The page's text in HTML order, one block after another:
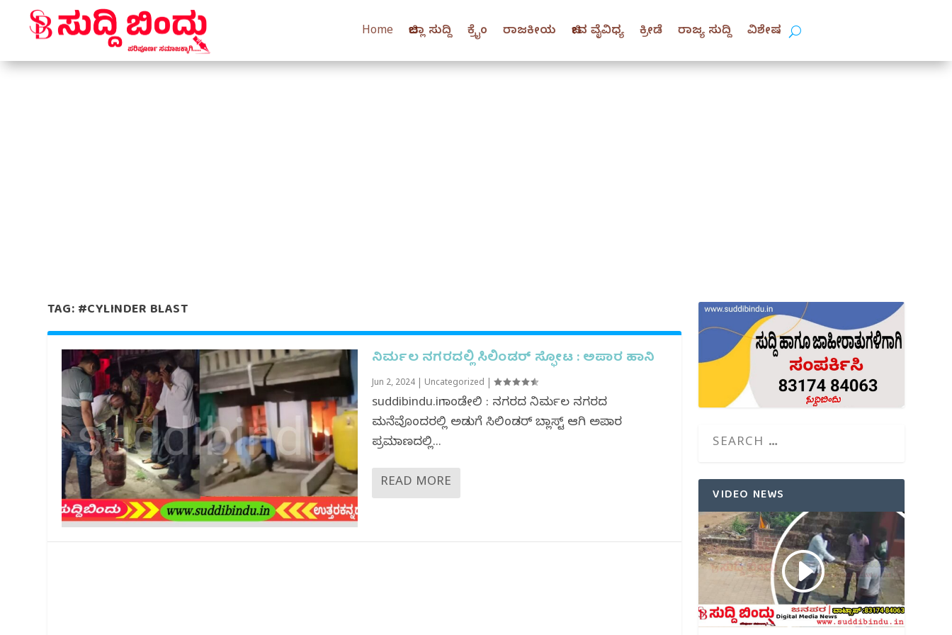
Home ಜಿಲ್ಲಾ ಸುದ್ದಿ ಕ್ರೈಂ ರಾಜಕೀಯ ಜೀವ ವೈವಿಧ್ಯ ಕ್ರೀಡೆ ರಾಜ್ಯ ಸುದ್ದಿ ವಿಶೇಷ
TAG:#CYLINDER BLAST
ನಿರ್ಮಲ ನಗರದಲ್ಲಿ ಸಿಲಿಂಡರ್ ಸ್ಫೋಟ : ಅಪಾರ ಹಾನಿ
Jun 2, 2024| Uncategorized
suddibindu.inದಾಂಡೇಲಿ : ನಗರದ ನಿರ್ಮಲ ನಗರದ
ಮನೆವೊಂದರಲ್ಲಿ ಅಡುಗೆ ಸಿಲಿಂಡರ್ ಬ್ಲಾಸ್ಟ್ ಆಗಿ ಅಪಾರ
ಪ್ರಮಾಣದಲ್ಲಿ...
READ MORE
VIDEO NEWS